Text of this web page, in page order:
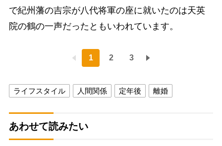
で紀州藩の吉宗が八代将軍の座に就いたのは天英
院の鶴の一声だったともいわれています。
1 2 3
ライフスタイル 人間関係 定年後 離婚
あわせて読みたい